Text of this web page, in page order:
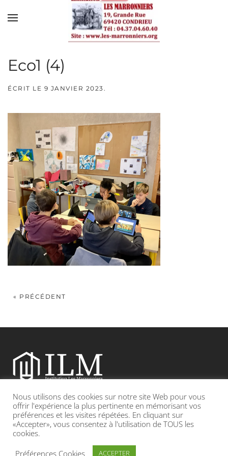
Skip to main content
Eco1 (4)
ÉCRIT LE 9 JANVIER 2023.
« PRÉCÉDENT
Etablissement catholique sous contrat d’association avec l’Etat
Adresse : 19, Grande rue 69420 CONDRIEU
INFOS LÉGALES POLITIQUE DE CONFIDENTIALITÉ
Nous utilisons des cookies sur notre site Web pour vous
offrir l'expérience la plus pertinente en mémorisant vos
préférences et les visites répétées. En cliquant sur
«Accepter», vous consentez à l'utilisation de TOUS les
cookies.
Préférences Cookies
ACCEPTER